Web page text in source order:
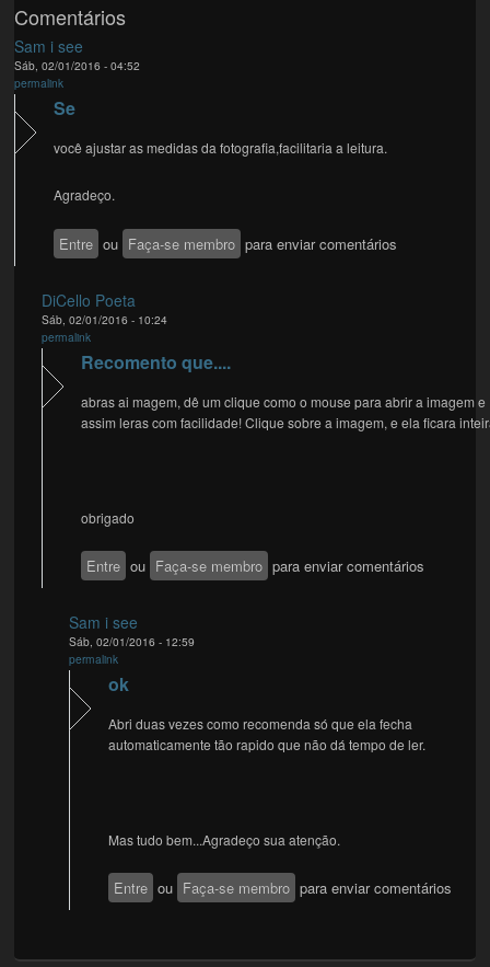
Comentários
Sam i see
Sáb, 02/01/2016 - 04:52
permalink
Se
você ajustar as medidas da fotografia,facilitaria a leitura.
Agradeço.
Entre ou Faça-se membro para enviar comentários
DiCello Poeta
Sáb, 02/01/2016 - 10:24
permalink
Recomento que....
abras ai magem, dê um clique como o mouse para abrir a imagem e
assim leras com facilidade! Clique sobre a imagem, e ela ficara
obrigado
Entre ou Faça-se membro para enviar comentários
Sam i see
Sáb, 02/01/2016 - 12:59
permalink
ok
Abri duas vezes como recomenda só que ela fecha
automaticamente tão rapido que não dá tempo de ler.
Mas tudo bem...Agradeço sua atenção.
Entre ou Faça-se membro para enviar comentários